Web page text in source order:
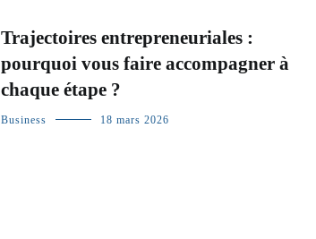
Trajectoires entrepreneuriales :
pourquoi vous faire accompagner à
chaque étape ?
Business 18 mars 2026